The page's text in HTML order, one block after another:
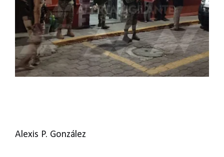
Alexis P. González